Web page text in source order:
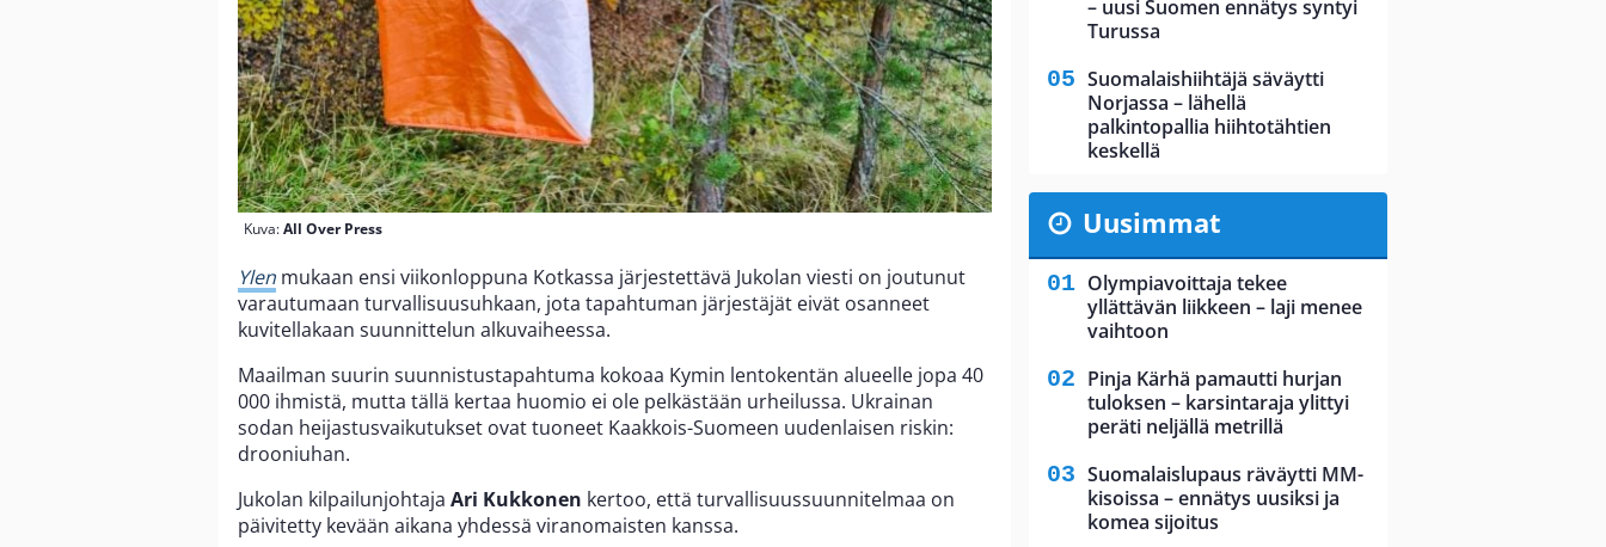
Kuva:All Over Press
Ylen mukaan ensi viikonloppuna Kotkassa järjestettävä Jukolan viesti on joutunut
varautumaan turvallisuusuhkaan, jota tapahtuman järjestäjät eivät osanneet
kuvitellakaan suunnittelun alkuvaiheessa.
Maailman suurin suunnistustapahtuma kokoaa Kymin lentokentän alueelle jopa 40
000 ihmistä, mutta tällä kertaa huomio ei ole pelkästään urheilussa. Ukrainan
sodan heijastusvaikutukset ovat tuoneet Kaakkois-Suomeen uudenlaisen riskin:
drooniuhan.
Jukolan kilpailunjohtaja Ari Kukkonen kertoo, että turvallisuussuunnitelmaa on
päivitetty kevään aikana yhdessä viranomaisten kanssa.
– uusi Suomen ennätys syntyi
Turussa
Suomalaishiihtäjä säväytti
Norjassa – lähellä
palkintopallia hiihtotähtien
keskellä
Uusimmat
Olympiavoittaja tekee
yllättävän liikkeen – laji menee
vaihtoon
Pinja Kärhä pamautti hurjan
tuloksen – karsintaraja ylittyi
peräti neljällä metrillä
Suomalaislupaus räväytti MM-
kisoissa – ennätys uusiksi ja
komea sijoitus